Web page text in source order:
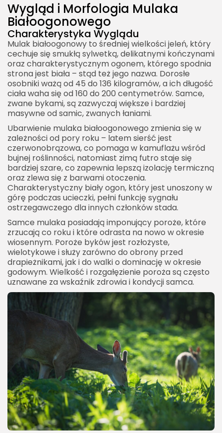
Wygląd i Morfologia Mulaka
Białoogonowego
Charakterystyka Wyglądu
Mulak białoogonowy to średniej wielkości jeleń, który
cechuje się smukłą sylwetką, delikatnymi kończynami
oraz charakterystycznym ogonem, którego spodnia
strona jest biała – stąd też jego nazwa. Dorosłe
osobniki ważą od 45 do 136 kilogramów, a ich długość
ciała waha się od 160 do 200 centymetrów. Samce,
zwane bykami, są zazwyczaj większe i bardziej
masywne od samic, zwanych łaniami.
Ubarwienie mulaka białoogonowego zmienia się w
zależności od pory roku – latem sierść jest
czerwonobrązowa, co pomaga w kamuflażu wśród
bujnej roślinności, natomiast zimą futro staje się
bardziej szare, co zapewnia lepszą izolację termiczną
oraz zlewa się z barwami otoczenia.
Charakterystyczny biały ogon, który jest unoszony w
górę podczas ucieczki, pełni funkcję sygnału
ostrzegawczego dla innych członków stada.
Samce mulaka posiadają imponujący poroże, które
zrzucają co roku i które odrasta na nowo w okresie
wiosennym. Poroże byków jest rozłożyste,
wielotykowe i służy zarówno do obrony przed
drapieżnikami, jak i do walki o dominację w okresie
godowym. Wielkość i rozgałęzienie poroża są często
uznawane za wskaźnik zdrowia i kondycji samca.